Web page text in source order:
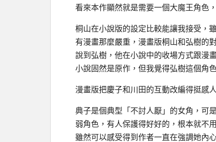
看來本作顯然就是需要一個大魔王角色
桐山在小說版的設定比較能讓我接受，
有漫畫那麼嚴重，漫畫版桐山和弘樹的
說到弘樹，他在小說中的收場方式跟漫
小說固然是原作，但我覺得弘樹這個角
漫畫版把慶子和川田的互動改編得挺感
典子是個典型「不討人厭」的女角，可
弱角色，有人保護得好好的，根本就不
雖然可以感受得到作者一直在強調她內